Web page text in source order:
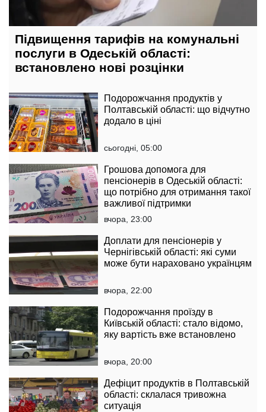
Підвищення тарифів на комунальні
послуги в Одеській області:
встановлено нові розцінки
Подорожчання продуктів у
Полтавській області: що відчутно
додало в ціні
сьогодні, 05:00
Грошова допомога для
пенсіонерів в Одеській області:
що потрібно для отримання такої
важливої підтримки
вчора, 23:00
Доплати для пенсіонерів у
Чернігівській області: які суми
може бути нараховано українцям
вчора, 22:00
Подорожчання проїзду в
Київській області: стало відомо,
яку вартість вже встановлено
вчора, 20:00
Дефіцит продуктів в Полтавській
області: склалася тривожна
ситуація